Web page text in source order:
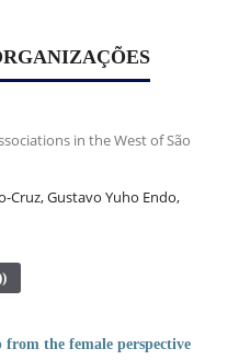
in the West of São
Cruz, Gustavo Yuho Endo,
from the female perspective